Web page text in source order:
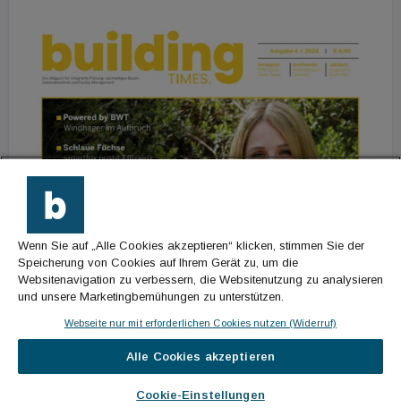
Wenn Sie auf „Alle Cookies akzeptieren“ klicken, stimmen Sie der
Speicherung von Cookies auf Ihrem Gerät zu, um die
Websitenavigation zu verbessern, die Websitenutzung zu analysieren
und unsere Marketingbemühungen zu unterstützen.
Webseite nur mit erforderlichen Cookies nutzen (Widerruf)
Alle Cookies akzeptieren
Cookie-Einstellungen